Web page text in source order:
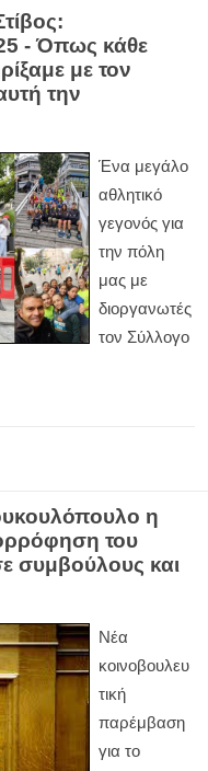
- Όπως κάθε
με τον
την
Ένα μεγάλο
αθλητικό
γεγονός για
την πόλη
μας με
διοργανωτές
τον Σύλλογο
η
του
συμβούλους και
Νέα
κοινοβουλευ
τική
παρέμβαση
για το